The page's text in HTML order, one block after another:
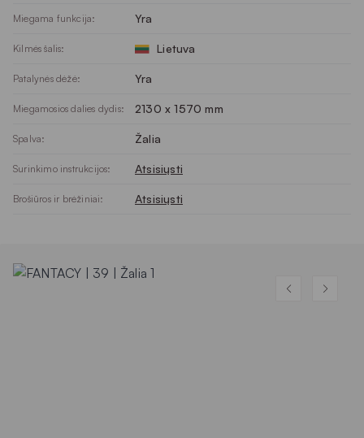
Miegama funkcija: Yra
Kilmės šalis: Lietuva
Patalynės dėžė: Yra
Miegamosios dalies dydis: 2130 x 1570 mm
Spalva: Žalia
Surinkimo instrukcijos: Atsisiųsti
Brošiūros ir brėžiniai: Atsisiųsti